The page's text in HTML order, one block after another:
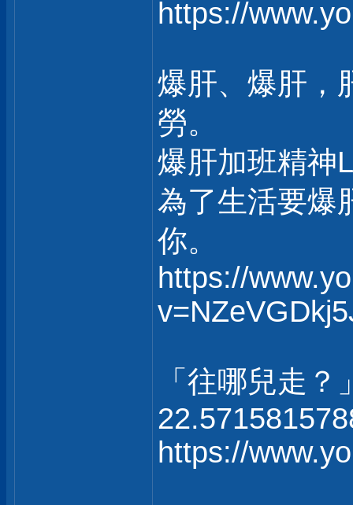
https://
爆肝、爆肝，
勞。
爆肝加班精神
為了生活要爆
你。
https://
「往哪兒走？
https://